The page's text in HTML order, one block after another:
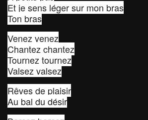
Et je sens léger sur mon bras
Ton bras
Venez venez
Chantez chantez
Tournez tournez
Valsez valsez
Rêves de plaisir
Au bal du désir